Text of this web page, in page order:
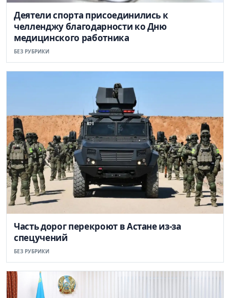
Деятели спорта присоединились к
челленджу благодарности ко Дню
медицинского работника
БЕЗ РУБРИКИ
Часть дорог перекроют в Астане из-за
спецучений
БЕЗ РУБРИКИ